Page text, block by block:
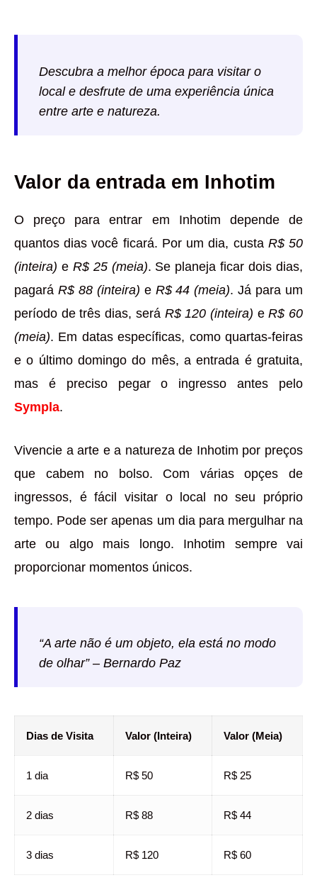
Descubra a melhor época para visitar o
local e desfrute de uma experiência única
entre arte e natureza.
Valor da entrada em Inhotim
O preço para entrar em Inhotim depende de
quantos dias você ficará. Por um dia, custa R$ 50
(inteira) e R$ 25 (meia). Se planeja ficar dois dias,
pagará R$ 88 (inteira) e R$ 44 (meia). Já para um
período de três dias, será R$ 120 (inteira) eR$ 60
(meia). Em datas específicas, como quartas-feiras
e o último domingo do mês, a entrada é gratuita,
mas é preciso pegar o ingresso antes pelo
Sympla.
Vivencie a arte e a natureza de Inhotim por preços
que cabem no bolso. Com várias opçes de
ingressos, é fácil visitar o local no seu próprio
tempo. Pode ser apenas um dia para mergulhar na
arte ou algo mais longo. Inhotim sempre vai
proporcionar momentos únicos.
“A arte não é um objeto, ela está no modo
de olhar” – Bernardo Paz
Dias de Visita Valor (Inteira) Valor (Meia)
1 dia R$ 50 R$ 25
2 dias R$ 88 R$ 44
3 dias R$ 120 R$ 60